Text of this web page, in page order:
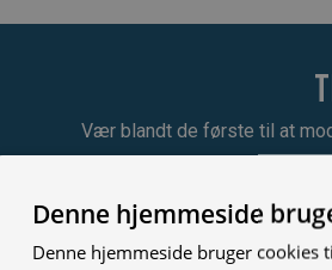
Vær blandt de første til at
Denne hjemmeside
Denne hjemmeside bruger cookies